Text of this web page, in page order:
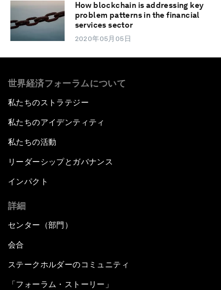
How blockchain is addressing key
problem patterns in the financial
services sector
2020年05月05日
世界経済フォーラムについて
私たちのストラテジー
私たちのアイデンティティ
私たちの活動
リーダーシップとガバナンス
インパクト
詳細
センター（部門）
会合
ステークホルダーのコミュニティ
「フォーラム・ストーリー」